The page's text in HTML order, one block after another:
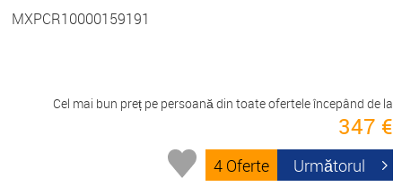
MXPCR10000159191
Cel mai bun preț pe persoană din toate ofertele începând de la
347 €
4 Oferte Următorul